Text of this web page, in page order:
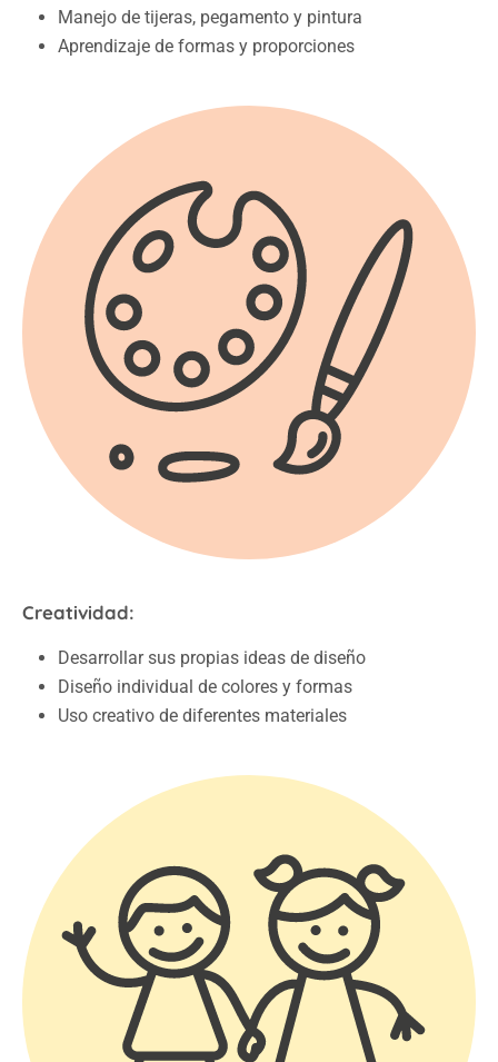
Manejo de tijeras, pegamento y pintura
Aprendizaje de formas y proporciones
Creatividad:
Desarrollar sus propias ideas de diseño
Diseño individual de colores y formas
Uso creativo de diferentes materiales